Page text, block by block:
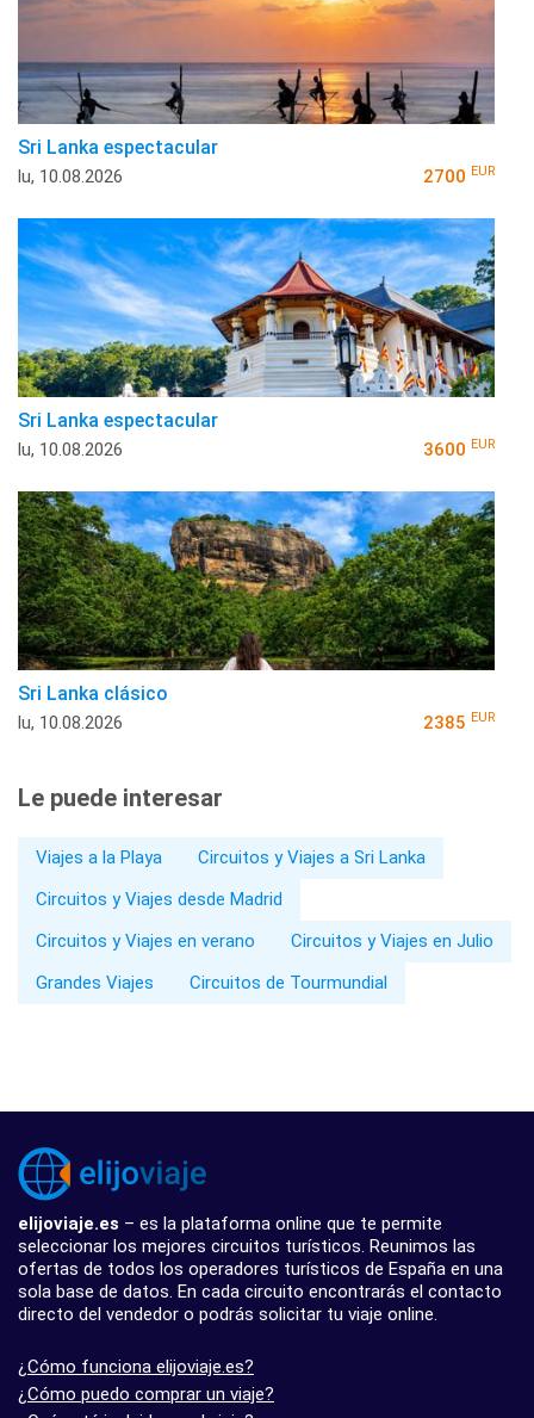
Sri Lanka espectacular
lu, 10.08.2026 2700 EUR
Sri Lanka espectacular
lu, 10.08.2026 3600 EUR
Sri Lanka clásico
lu, 10.08.2026 2385 EUR
Le puede interesar
Viajes a la Playa
Circuitos y Viajes a Sri Lanka
Circuitos y Viajes desde Madrid
Circuitos y Viajes en verano
Circuitos y Viajes en Julio
Grandes Viajes
Circuitos de Tourmundial
elijoviaje.es – es la plataforma online que te permite
seleccionar los mejores circuitos turísticos. Reunimos las
ofertas de todos los operadores turísticos de España en una
sola base de datos. En cada circuito encontrarás el contacto
directo del vendedor o podrás solicitar tu viaje online.
¿Cómo funciona elijoviaje.es?
¿Cómo puedo comprar un viaje?